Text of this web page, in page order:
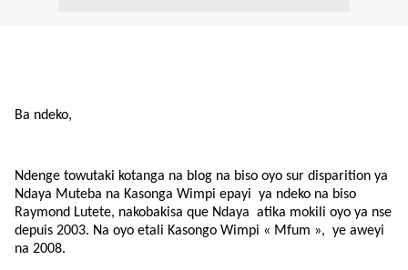
Ba ndeko,
Ndenge towutaki kotanga na blog na biso oyo sur disparition ya
Ndaya Muteba na Kasonga Wimpi epayi ya ndeko na biso
Raymond Lutete, nakobakisa que Ndaya atika mokili oyo ya nse
depuis 2003. Na oyo etali Kasongo Wimpi « Mfum », ye aweyi
na 2008.